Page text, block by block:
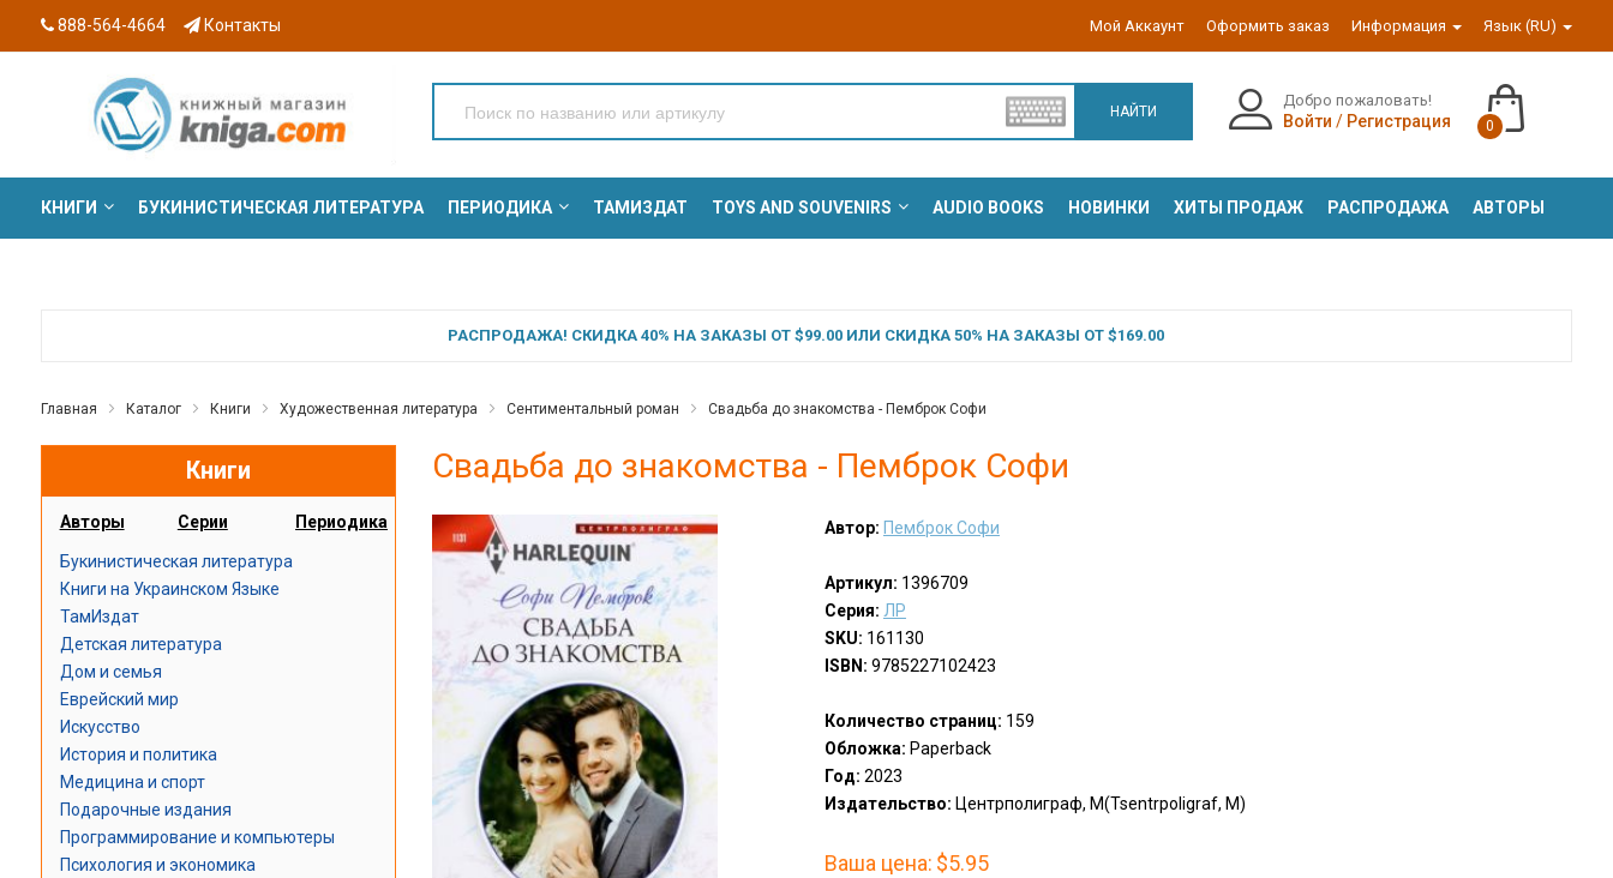
888-564-4664 Контакты Мой Аккаунт Оформить заказ Информация Язык (RU)
НАЙТИ
Добро пожаловать!
Войти / Регистрация 0
КНИГИ БУКИНИСТИЧЕСКАЯ ЛИТЕРАТУРА ПЕРИОДИКА ТАМИЗДАТ TOYS AND SOUVENIRS AUDIO BOOKS НОВИНКИ ХИТЫ ПРОДАЖ РАСПРОДАЖА АВТОРЫ
РАСПРОДАЖА! СКИДКА 40% НА ЗАКАЗЫ ОТ $99.00 ИЛИ СКИДКА 50% НА ЗАКАЗЫ ОТ $169.00
Главная Каталог Книги Художественная литература Сентиментальный роман Свадьба до знакомства - Пемброк Софи
Книги
Авторы Серии Периодика
Букинистическая литература
Книги на Украинском Языке
ТамИздат
Детская литература
Дом и семья
Еврейский мир
Искусство
История и политика
Медицина и спорт
Подарочные издания
Программирование и компьютеры
Психология и экономика
Свадьба до знакомства - Пемброк Софи
Автор: Пемброк Софи
Артикул: 1396709
Серия: ЛР
SKU: 161130
ISBN: 9785227102423
Количество страниц: 159
Обложка: Paperback
Год: 2023
Издательство: Центрполиграф, М(Tsentrpoligraf, M)
Ваша цена: $5.95